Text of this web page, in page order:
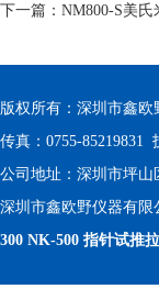
下一篇： NM800-S美氏
版权所有：深圳市鑫欧
传真：0755-85219831
公司地址：深圳市坪山
深圳市鑫欧野仪器有限
300 NK-500 指针试推